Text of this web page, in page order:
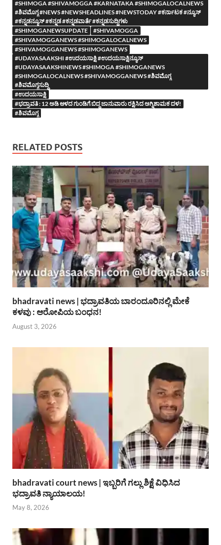
#SHIMOGA #SHIVAMOGGA #KARNATAKA #SHIMOGALOCALNEWS
#ಶಿವಮೊಗ್ಗ #NEWS #NEWSHEADLINES #NEWSTODAY #ಕರ್ನಾಟಕ #ನ್ಯೂಸ್
#ಕನ್ನಡನ್ಯೂಸ್ #ಕನ್ನಡ #ಕನ್ನಡವಾರ್ತೆ #ಕನ್ನಡಸುದ್ದಿಗಳು
#SHIMOGANEWSUPDATE
#SHIVAMOGGA
#SHIVAMOGGANEWS #SHIMOGALOCALNEWS
#SHIVAMOGGANEWS #SHIMOGANEWS
#UDAYASAAKSHI #ಉದಯಸಾಕ್ಷಿ #ಉದಯಸಾಕ್ಷಿನ್ಯೂಸ್
#UDAYASAAKSHINEWS #SHIMOGA #SHIMOGANEWS
#SHIMOGALOCALNEWS #SHIVAMOGGANEWS #ಶಿವಮೊಗ್ಗ
#ಶಿವಮೊಗ್ಗಸುದ್ದಿ
#ಉದಯಸಾಕ್ಷಿ
#ಭದ್ರಾವತಿ : 12 ಅಡಿ ಆಳದ ಗುಂಡಿಗೆ ಬಿದ್ದ ಜಾನುವಾರು ರಕ್ಷಿಸಿದ ಅಗ್ನಿಶಾಮಕ ದಳ!
#ಶಿವಮೊಗ್ಗ
RELATED POSTS
bhadravati news | ಭದ್ರಾವತಿಯ ಬಾರಂದೂರಿನಲ್ಲಿ ಮೇಕೆ
ಕಳವು : ಆರೋಪಿಯ ಬಂಧನ!
August 3, 2026
bhadravati court news | ಇಬ್ಬರಿಗೆ ಗಲ್ಲು ಶಿಕ್ಷೆ ವಿಧಿಸಿದ
ಭದ್ರಾವತಿ ನ್ಯಾಯಾಲಯ!
May 8, 2026